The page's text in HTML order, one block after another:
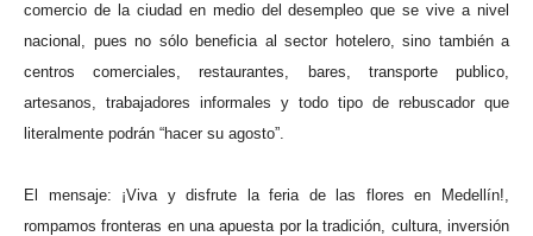
comercio de la ciudad en medio del desempleo que se vive a nivel
nacional, pues no sólo beneficia al sector hotelero, sino también a
centros comerciales, restaurantes, bares, transporte publico,
artesanos, trabajadores informales y todo tipo de rebuscador que
literalmente podrán “hacer su agosto”.
El mensaje: ¡Viva y disfrute la feria de las flores en Medellín!,
rompamos fronteras en una apuesta por la tradición, cultura, inversión